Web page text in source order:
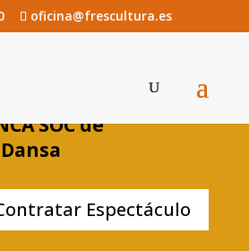
oficina@frescultura.es
SOC de
Espectáculo